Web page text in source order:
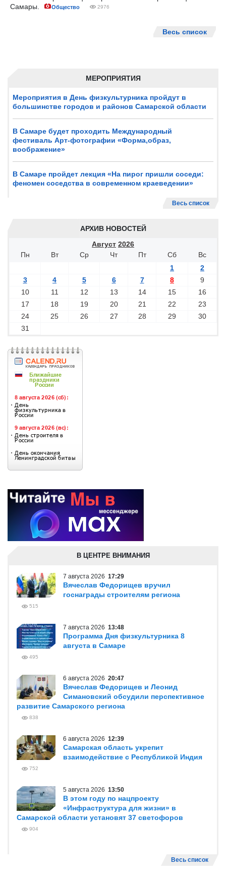
МЕРОПРИЯТИЯ
Мероприятия в День физкультурника пройдут в
большинстве городов и районов Самарской области
В Самаре будет проходить Международный
фестиваль Арт-фотографии «Форма,образ,
воображение»
В Самаре пройдет лекция «На пирог пришли соседи:
феномен соседства в современном краеведении»
Весь список
АРХИВ НОВОСТЕЙ
Август 2026
Пн
Вт Ср Чт Пт Сб
Вс
1
2
3
4 5 6 7 8
9
10
11 12 13 14 15
16
17
18 19 20 21 22
23
24
25 26 27 28 29
30
31
Самары.
Общество 2976
Весь список
В ЦЕНТРЕ ВНИМАНИЯ
7 августа 2026 17:29
Вячеслав Федорищев вручил
госнаграды строителям региона
515
7 августа 2026 13:48
Программа Дня физкультурника 8
августа в Самаре
495
6 августа 2026 20:47
Вячеслав Федорищев и Леонид
Симановский обсудили перспективное
развитие Самарского региона
838
6 августа 2026 12:39
Самарская область укрепит
взаимодействие с Республикой Индия
752
5 августа 2026 13:50
В этом году по нацпроекту
«Инфраструктура для жизни» в
Самарской области установят 37 светофоров
904
Весь список